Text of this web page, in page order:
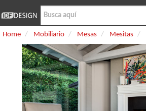
Home Mobiliario Mesas Mesitas